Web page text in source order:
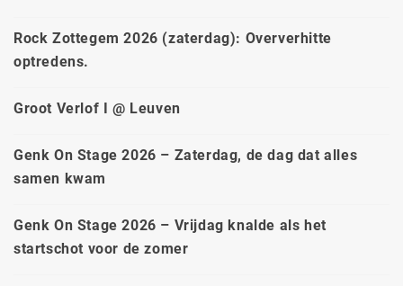
Rock Zottegem 2026 (zaterdag): Oververhitte
optredens.
Groot Verlof I @ Leuven
Genk On Stage 2026 – Zaterdag, de dag dat alles
samen kwam
Genk On Stage 2026 – Vrijdag knalde als het
startschot voor de zomer